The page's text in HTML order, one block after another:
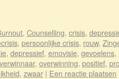
, Counselling, crisis,
, persoonlijke crisis, rouw,
, depressief, emovisie, gevoelens,
, overwinning, positief,
, zwaar | Een reactie plaatsen